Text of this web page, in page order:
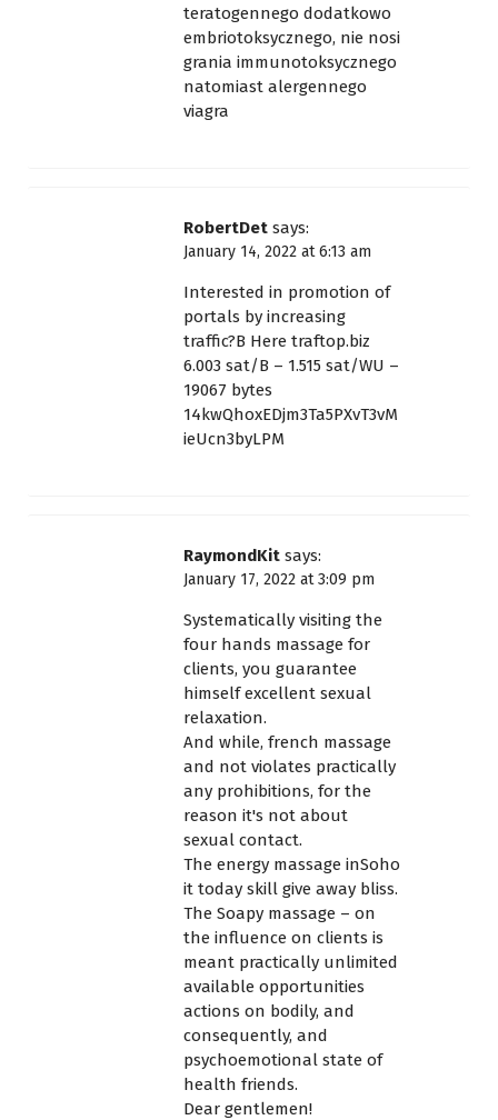
teratogennego dodatkowo
embriotoksycznego, nie nosi
grania immunotoksycznego
natomiast alergennego
viagra
RobertDet says:
January 14, 2022 at 6:13 am
Interested in promotion of
portals by increasing
traffic?В Here traftop.biz
6.003 sat/B – 1.515 sat/WU –
19067 bytes
14kwQhoxEDjm3Ta5PXvT3vM
ieUcn3byLPM
RaymondKit says:
January 17, 2022 at 3:09 pm
Systematically visiting the
four hands massage for
clients, you guarantee
himself excellent sexual
relaxation.
And while, french massage
and not violates practically
any prohibitions, for the
reason it's not about
sexual contact.
The energy massage inSoho
it today skill give away bliss.
The Soapy massage – on
the influence on clients is
meant practically unlimited
available opportunities
actions on bodily, and
consequently, and
psychoemotional state of
health friends.
Dear gentlemen!